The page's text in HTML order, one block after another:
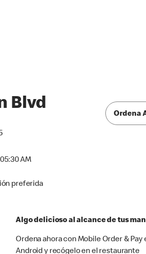
Blvd
AM
preferida
Ordena
Algo delicioso al alcance de tus
Ordena ahora con Mobile Order & Pay
Android y recógelo en el restaurante